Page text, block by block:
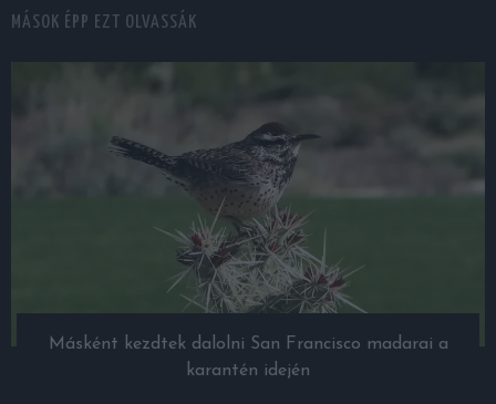
MÁSOK ÉPP EZT OLVASSÁK
Másként kezdtek dalolni San Francisco madarai a
karantén idején